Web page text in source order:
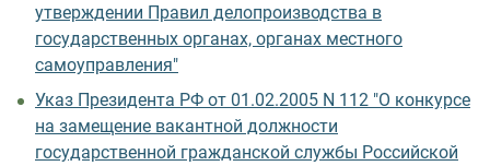
утверждении Правил делопроизводства в
государственных органах, органах местного
самоуправления"
Указ Президента РФ от 01.02.2005 N 112 "О конкурсе
на замещение вакантной должности
государственной гражданской службы Российской